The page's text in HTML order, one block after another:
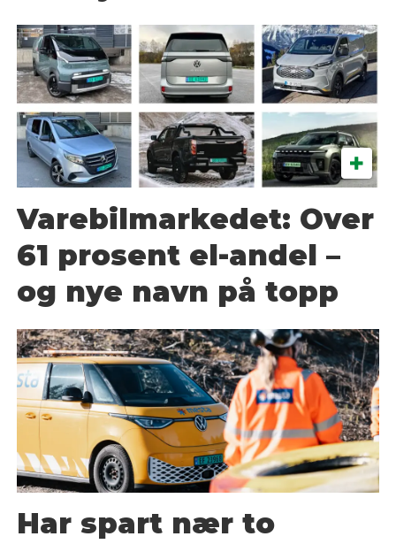
Varebilmarkedet: Over
61 prosent el-andel –
og nye navn på topp
Har spart nær to